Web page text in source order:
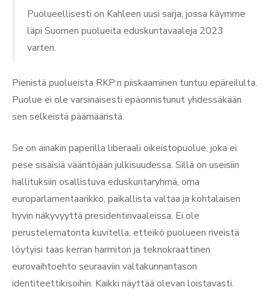
Puolueellisesti on Kahleen uusi sarja, jossa käymme
läpi Suomen puolueita eduskuntavaaleja 2023
varten.
Pienistä puolueista RKP:n piiskaaminen tuntuu epäreilulta.
Puolue ei ole varsinaisesti epäonnistunut yhdessäkään
sen selkeistä päämääristä.
Se on ainakin paperilla liberaali oikeistopuolue, joka ei
pese sisäisiä vääntöjään julkisuudessa. Sillä on useisiin
hallituksiin osallistuva eduskuntaryhmä, oma
europarlamentaarikko, paikallista valtaa ja kohtalaisen
hyvin näkyvyyttä presidentinvaaleissa. Ei ole
perustelematonta kuvitella, etteikö puolueen riveistä
löytyisi taas kerran harmiton ja teknokraattinen
eurovaihtoehto seuraaviin valtakunnantason
identiteettikisoihin. Kaikki näyttää olevan loistavasti.